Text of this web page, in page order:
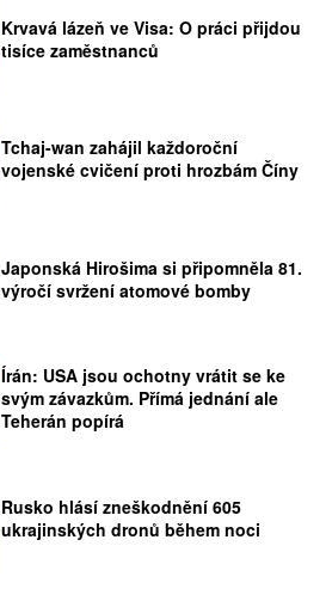
Krvavá lázeň ve Visa: O práci přijdou
tisíce zaměstnanců
Tchaj-wan zahájil každoroční
vojenské cvičení proti hrozbám Číny
Japonská Hirošima si připomněla 81.
výročí svržení atomové bomby
Írán: USA jsou ochotny vrátit se ke
svým závazkům. Přímá jednání ale
Teherán popírá
Rusko hlásí zneškodnění 605
ukrajinských dronů během noci